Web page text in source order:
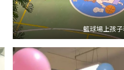
籃球場上孩